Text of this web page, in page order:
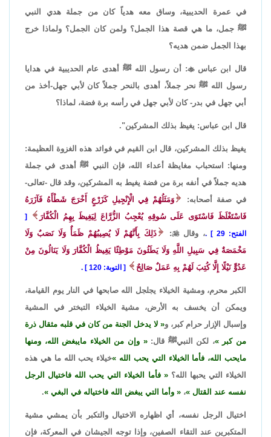
في عمرة الحديبية، وساق معه هدياً كان من جملة هدي النبي
ﷺ جمل، ما هي قصة هذا الجمل؟ ولمن كان الجمل؟ ولماذا خرج
بهذا الجمل ضمن هديه؟
قال ابن عباس: أن رسول الله ﷺ أهدى عام الحديبية في هدايا
رسول الله ﷺ نحر جملاً، أهدى بالنحر جملاً كان لأبي جهل-أخذ من
أبي جهل في بدر- كان لأبي جهل في رأسه برة فضة، لماذا؟
قال ابن عباس: يغيظ بذلك المشركين".
يغيظ بذلك المشركين، قال ابن القيم في فوائد هذه الغزوة العظيمة:
ومنها: استحباب مغايظة أعداء الله، فإن النبي ﷺ أهدى في جملة
هديه جملاً في أنفه برة من فضة يغيط به المشركين، وقد قال -تعالى-
في صفة أصحابه:
وَمَثَلُهُمْ فِي الْإِنْجِيلِ كَزَرْعٍ أَخْرَجَ شَطْأَهُ فَآزَرَهُ
فَاسْتَغْلَظَ فَاسْتَوَى عَلَى سُوقِهِ يُعْجِبُ الزُّرَّاعَ لِيَغِيظَ بِهِمُ الْكُفَّارَ
الفتح: 29 .، وقال
:
ذَلِكَ بِأَنَّهُمْ لَا يُصِيبُهُمْ ظَمَأٌ وَلَا نَصَبٌ وَلَا
مَخْمَصَةٌ فِي سَبِيلِ اللَّهِ وَلَا يَطَئُونَ مَوْطِئًا يَغِيظُ الْكُفَّارَ وَلَا يَنَالُونَ مِنْ
عَدُوٍّ نَيْلًا إِلَّا كُتِبَ لَهُمْ بِهِ عَمَلٌ صَالِحٌ
التوبة: 120 .
الكبر محرم، ومشية الخيلاء يجلجل الله صابحها في النار يوم القيامة،
ويمكن أن يخسف به الأرض، مشية الخيلاء التبختر في المشية
وإسبال الإزار حرام كبر، و
لا يدخل الجنة من كان في قلبه مثقال ذرة
من كبر
، لكن النبيﷺ قال:
وإن من الخيلاء مايبغض الله، ومنها
مايحب الله، فأما الخيلاء التي يحب الله
خيلاء يحب الله ما هي هذه
الخيلاء التي يحبها الله؟
فأما الخيلاء التي يحب الله فاختيال الرجل
نفسه عند القتال
، وأما التي يبغض الله فاختياله في البغي .
اختيال الرجل نفسه، أي اظهاره الاختيال والتكبر بأن يمشي مشية
المتكبرين عند التقاء الصفين، وإذا توجه الجيشان في المعركة، فإن